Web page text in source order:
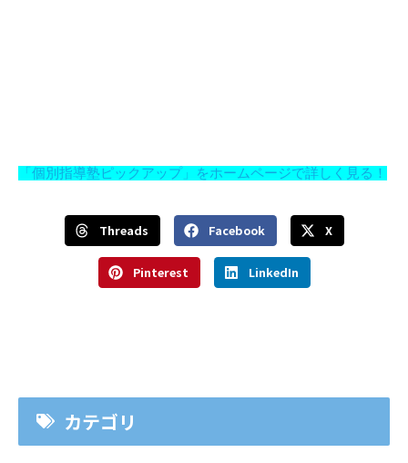
「個別指導塾ピックアップ」をホームページで詳しく見る！
Threads Facebook X
Pinterest LinkedIn
カテゴリ